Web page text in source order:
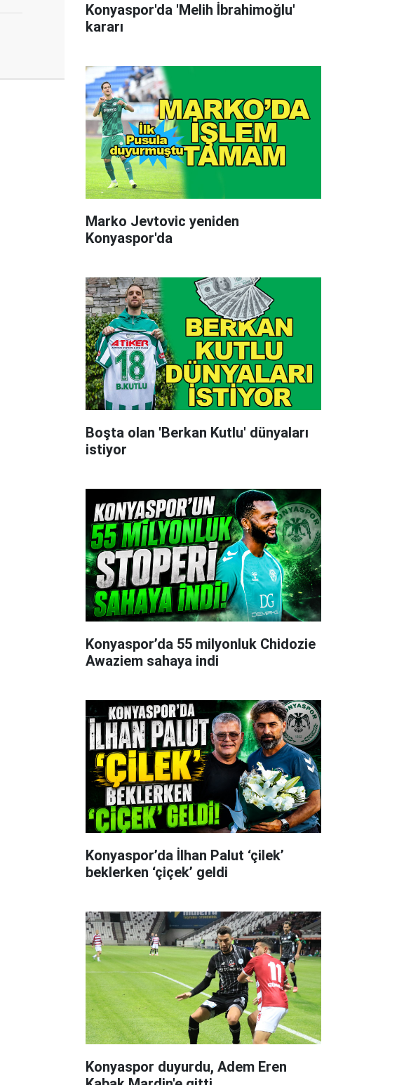
Konyaspor'da 'Melih İbrahimoğlu'
kararı
Marko Jevtovic yeniden
Konyaspor'da
Boşta olan 'Berkan Kutlu' dünyaları
istiyor
Konyaspor’da 55 milyonluk Chidozie
Awaziem sahaya indi
Konyaspor’da İlhan Palut ‘çilek’
beklerken ‘çiçek’ geldi
Konyaspor duyurdu, Adem Eren